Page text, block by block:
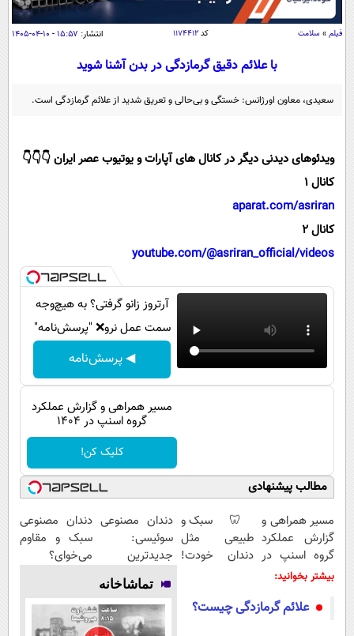
اقتصاد
اقتصادی
جامعه
علم و دانش
اخبار کریپتو
مجله تصویری سلاح
فیلم
ورزش
سیاست
فناوری
محیط زیست
فرهنگی
بین الملل
حیات وحش
خواندنی ها و دیدنی ها
داستان کوتاه
روانشناسی
آموزش زبان
فیلم » سلامت کد ۱۱۷۴۴۱۲ انتشار: ۱۵:۵۷ - ۱۰-۰۴-۱۴۰۵
با علائم دقیق گرمازدگی در بدن آشنا شوید
سعیدی، معاون اورژانس: خستگی و بی‌حالی و تعریق شدید از علائم گرمازدگی است.
ویدئوهای دیدنی دیگر در کانال های آپارات و یوتیوب عصر ایران 👇👇👇
کانال 1
aparat.com/asriran
کانال 2
youtube.com/@asriran_official/videos
آرتروز زانو گرفتی؟ به هیچ‌وجه
سمت عمل نرو❌ "پرسش‌نامه"
◀ پرسش‌نامه
مسیر همراهی و گزارش عملکرد
گروه اسنپ در ۱۴۰۴
کلیک کن!
مطالب پیشنهادی
مسیر همراهی و
گزارش عملکرد
گروه اسنپ در
۱۴۰۴
🦷 سبک و
طبیعی مثل
دندان خودت!
اقساطی 💳 📍
دندان مصنوعی
سوئیسی:
جدیدترین
فناوری اروپا،
سبک و مقاوم |
پرداخت قسطی
دندان مصنوعی
سبک و مقاوم
می‌خوای؟
داریم!😍 | 📍
تهران
بیشتر بخوانید:
علائم گرمازدگی چیست؟
تماشاخانه